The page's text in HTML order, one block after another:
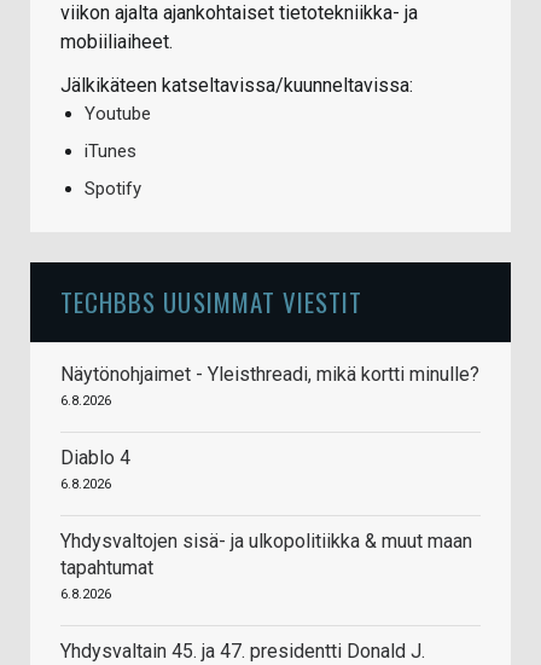
viikon ajalta ajankohtaiset tietotekniikka- ja
mobiiliaiheet.
Jälkikäteen katseltavissa/kuunneltavissa:
Youtube
iTunes
Spotify
TECHBBS UUSIMMAT VIESTIT
Näytönohjaimet - Yleisthreadi, mikä kortti minulle?
6.8.2026
Diablo 4
6.8.2026
Yhdysvaltojen sisä- ja ulkopolitiikka & muut maan
tapahtumat
6.8.2026
Yhdysvaltain 45. ja 47. presidentti Donald J.